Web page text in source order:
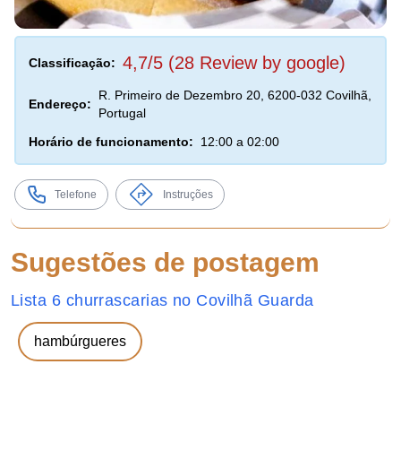
Classificação: 4,7/5 (28 Review by google)
Endereço:
R. Primeiro de Dezembro 20, 6200-032 Covilhã,
Portugal
Horário de funcionamento:
12:00 a 02:00
Telefone Instruções
Sugestões de postagem
Lista 6 churrascarias no Covilhã Guarda
hambúrgueres